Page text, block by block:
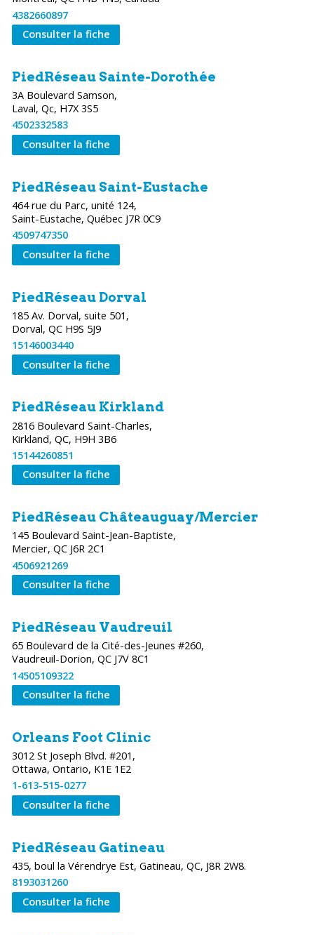
4382660897
Consulter la fiche
PiedRéseau Sainte-Dorothée
3A Boulevard Samson,
Laval, Qc, H7X 3S5
4502332583
Consulter la fiche
PiedRéseau Saint-Eustache
464 rue du Parc, unité 124,
Saint-Eustache, Québec J7R 0C9
4509747350
Consulter la fiche
PiedRéseau Dorval
185 Av. Dorval, suite 501,
Dorval, QC H9S 5J9
15146003440
Consulter la fiche
PiedRéseau Kirkland
2816 Boulevard Saint-Charles,
Kirkland, QC, H9H 3B6
15144260851
Consulter la fiche
PiedRéseau Châteauguay/Mercier
145 Boulevard Saint-Jean-Baptiste,
Mercier, QC J6R 2C1
4506921269
Consulter la fiche
PiedRéseau Vaudreuil
65 Boulevard de la Cité-des-Jeunes #260,
Vaudreuil-Dorion, QC J7V 8C1
14505109322
Consulter la fiche
Orleans Foot Clinic
3012 St Joseph Blvd. #201,
Ottawa, Ontario, K1E 1E2
1-613-515-0277
Consulter la fiche
PiedRéseau Gatineau
435, boul la Vérendrye Est, Gatineau, QC, J8R 2W8.
8193031260
Consulter la fiche